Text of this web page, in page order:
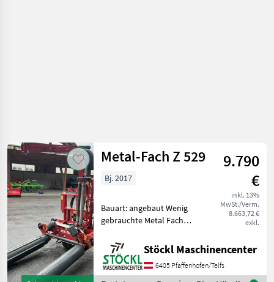
Metal-Fach Z 529
9.790
€
inkl. 13%
MwSt./Verm.
8.663,72 €
exkl.
Bj. 2017
Bauart: angebaut Wenig
gebrauchte Metal Fach
529. (a) Erntetechnik
Grünland Wickelmaschinen
Stöckl Maschinencenter
6405 Pfaffenhofen/Telfs